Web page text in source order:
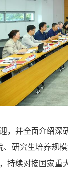
，并全面介绍深
研究生培养规
持续对接国家重